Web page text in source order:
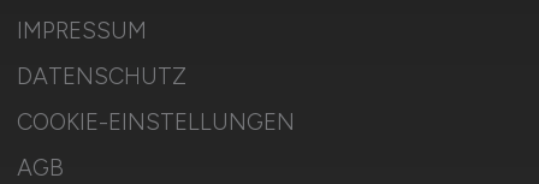
IMPRESSUM
DATENSCHUTZ
COOKIE-EINSTELLUNGEN
AGB